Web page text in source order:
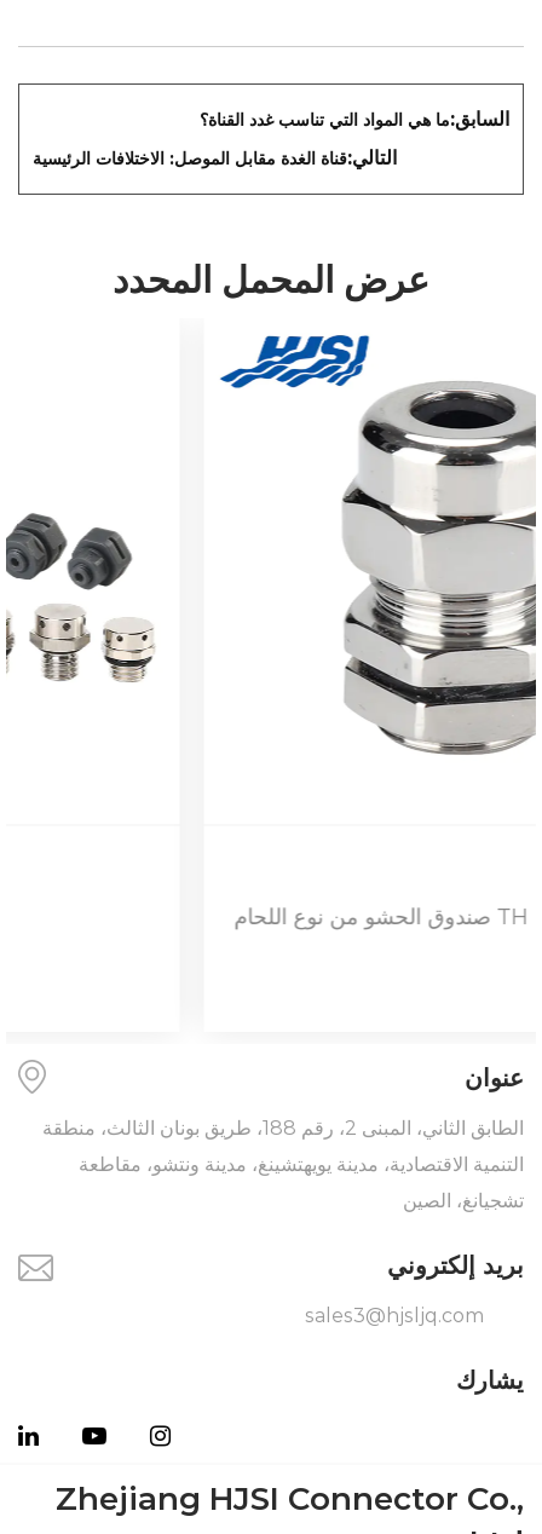
السابق:ما هي المواد التي تناسب غدد القناة؟
التالي:قناة الغدة مقابل الموصل: الاختلافات الرئيسية
عرض المحمل المحدد
صندوق الحشو من نوع اللحام TH
عنوان
الطابق الثاني، المبنى 2، رقم 188، طريق بونان الثالث، منطقة
التنمية الاقتصادية، مدينة يويهتشينغ، مدينة ونتشو، مقاطعة
تشجيانغ، الصين
بريد إلكتروني
sales3@hjsljq.com
يشارك
Zhejiang HJSI Connector Co.,